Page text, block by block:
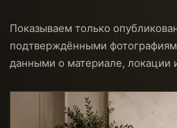
Показываем только
подтверждёнными
данными о материале, локации